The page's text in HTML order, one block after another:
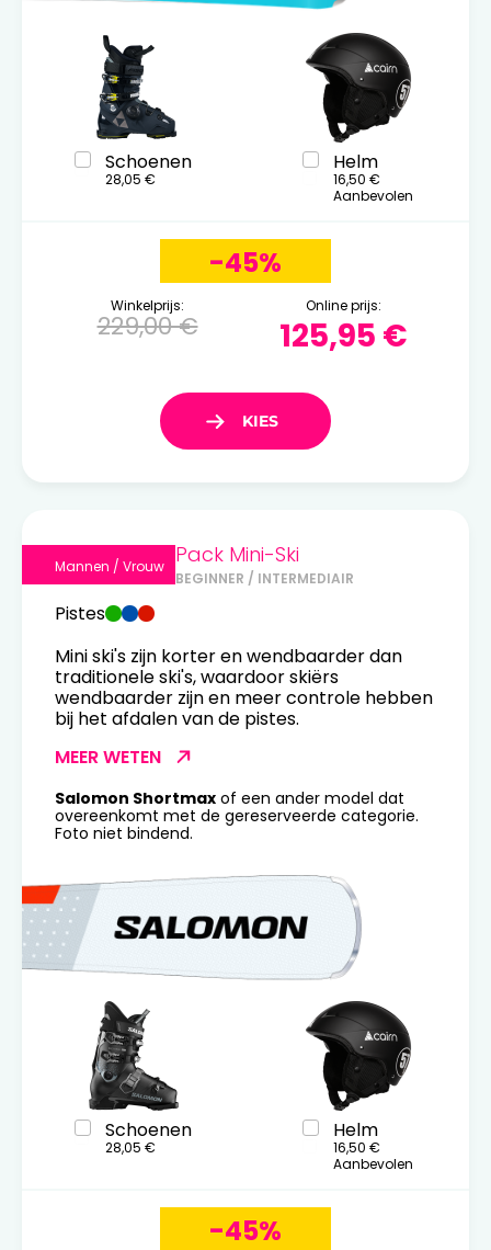
Schoenen
28,05 €
Helm
16,50 €
Aanbevolen
-45%
Winkelprijs:
229,00 €
Online prijs:
125,95 €
Mannen / Vrouw Pack Mini-Ski
BEGINNER / INTERMEDIAIR
Pistes
Mini ski's zijn korter en wendbaarder dan
traditionele ski's, waardoor skiërs
wendbaarder zijn en meer controle hebben
bij het afdalen van de pistes.
MEER WETEN
Salomon Shortmax of een ander model dat
overeenkomt met de gereserveerde categorie.
Foto niet bindend.
Schoenen
28,05 €
Helm
16,50 €
Aanbevolen
-45%